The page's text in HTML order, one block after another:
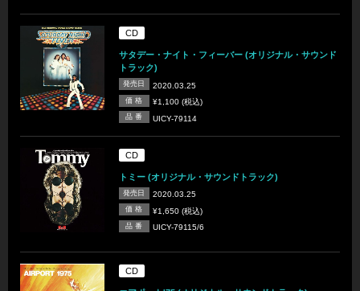
CD
サタデー・ナイト・フィーバー (オリジナル・サウンド
トラック)
発売日 2020.03.25
価 格 ¥1,100 (税込)
品 番 UICY-79114
CD
トミー (オリジナル・サウンドトラック)
発売日 2020.03.25
価 格 ¥1,650 (税込)
品 番 UICY-79115/6
CD